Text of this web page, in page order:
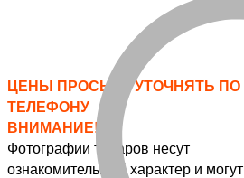
ЦЕНЫ ПРОСЬБА УТОЧНЯТЬ ПО
ТЕЛЕФОНУ
ВНИМАНИЕ!
Фотографии товаров несут
ознакомительный характер и могут